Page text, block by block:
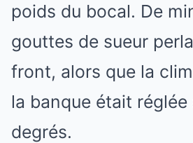
poids du bocal. De
gouttes de sueur
front, alors que la
la banque était
degrés.